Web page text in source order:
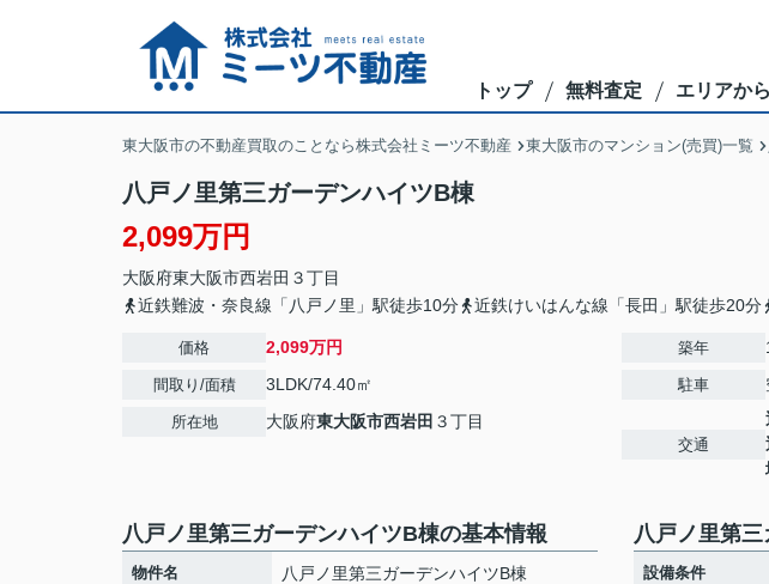
トップ 無料査定 エリアか
東大阪市の不動産買取のことなら株式会社ミーツ不動産 東大阪市のマンション(売買)一覧
八戸ノ里第三ガーデンハイツB棟
2,099万円
大阪府東大阪市西岩田 ３丁目
近鉄難波・奈良線「八戸ノ里」駅徒歩10分
近鉄けいはんな線「長田」駅徒歩20分
価格 2,099万円
間取り/面積 3LDK/74.40㎡
所在地 大阪府東大阪市西岩田 ３丁目
築年
駐車
交通
八戸ノ里第三ガーデンハイツB棟の基本情報
物件名 八戸ノ里第三ガーデンハイツB棟
八戸ノ里第
設備条件